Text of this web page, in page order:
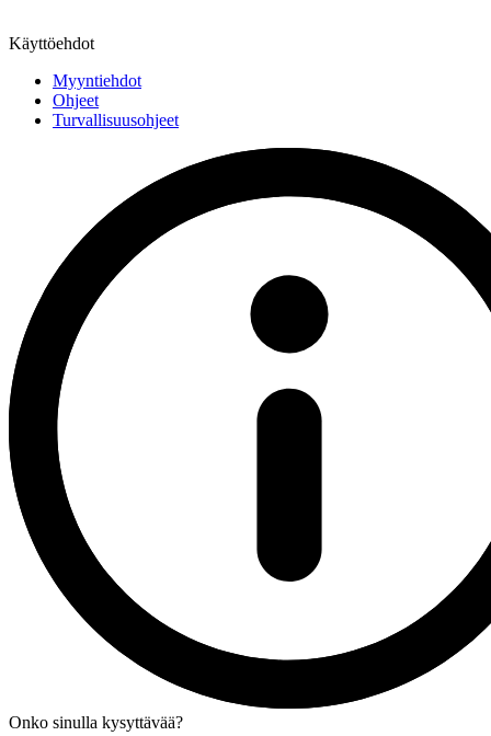
Käyttöehdot
Myyntiehdot
Ohjeet
Turvallisuusohjeet
Onko sinulla kysyttävää?